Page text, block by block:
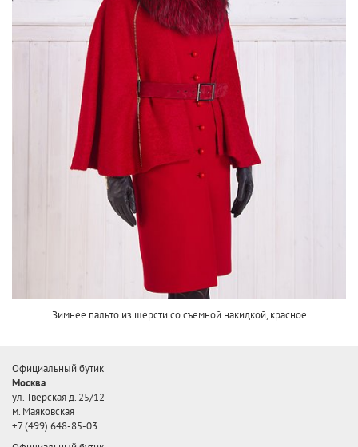
Зимнее пальто из шерсти со съемной накидкой, красное
Официальный бутик
Москва
ул. Тверская д. 25/12
м. Маяковская
+7 (499) 648-85-03